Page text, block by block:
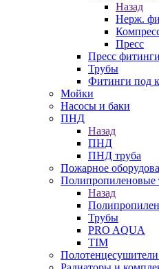
Назад
Нерж.
Пресс
Пресс фитинги
Трубы
Фитинги под
Мойки
Насосы и баки
ПНД
Назад
ПНД
ПНД труба
Пожарное
Полипропиленовые
Назад
Трубы
PRO AQUA
TIM